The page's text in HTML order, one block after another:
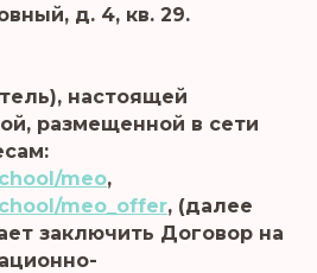
д. 4, кв. 29.
настоящей
размещенной в сети
meo,
meo_offer, (далее
заключить Договор на